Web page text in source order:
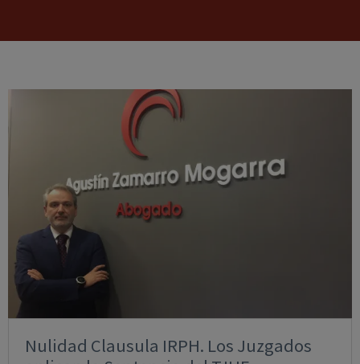
Nulidad Clausula IRPH. Los Juzgados